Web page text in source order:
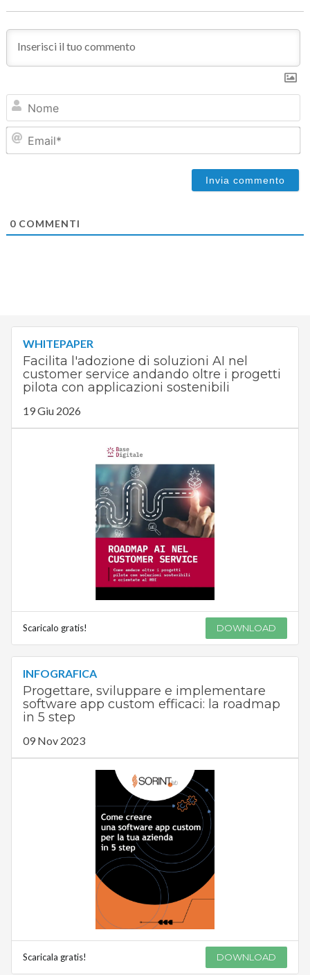
0COMMENTI
WHITEPAPER
Facilita l'adozione di soluzioni AI nel
customer service andando oltre i progetti
pilota con applicazioni sostenibili
19 Giu 2026
Scaricalo gratis! DOWNLOAD
INFOGRAFICA
Progettare, sviluppare e implementare
software app custom efficaci: la roadmap
in 5 step
09 Nov 2023
Scaricala gratis! DOWNLOAD